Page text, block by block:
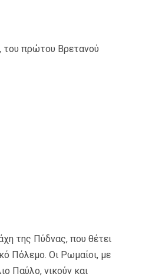
του πρώτου Βρετανού
της Πύδνας, που θέτει
Πόλεμο. Οι Ρωμαίοι, με
Παύλο, νικούν και